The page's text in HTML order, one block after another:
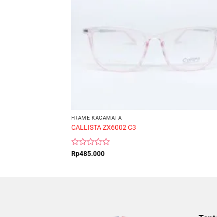
FRAME KACAMATA
CALLISTA ZX6002 C3
Rated
Rp485.000